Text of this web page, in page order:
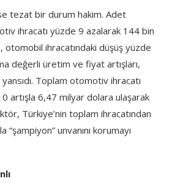
tezat bir durum hakim. Adet
ihracatı yüzde 9 azalarak 144 bin
ihracatındaki düşüş yüzde
değerli üretim ve fiyat artışları,
Toplam otomotiv ihracatı
artışla 6,47 milyar dolara ulaşarak
Türkiye’nin toplam ihracatından
“şampiyon” unvanını korumayı